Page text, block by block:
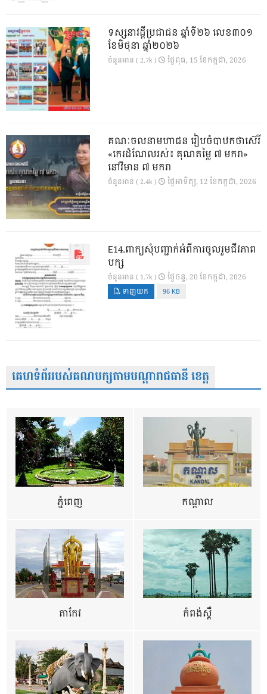
ទស្សនាវដ្ដីប្រជាជន ឆ្នាំទី២៦ លេខ៣០១
ខែមិថុនា ឆ្នាំ២០២៦
ចំនួនអាន ( 2.7k ) ថ្ងៃ​ពុធ, 15 ខែ​កក្កដា, 2026
គណៈចលនាមហាជន រៀបចំបាឋកថាស៊េរី
«កេរដំណែលរស់៖ គុណតម្លៃ ៧ មករា»
នៅវិមាន ៧ មករា
ចំនួនអាន ( 2.4k ) ថ្ងៃ​អាទិត្យ, 12 ខែ​កក្កដា, 2026
E14.ពាក្យសុំបញ្ជាក់អំពីការចូលរួមជីវភាព
បក្ស
ចំនួនអាន ( 1.7k ) ថ្ងៃ​ចន្ទ, 20 ខែ​កក្កដា, 2026
ទាញយក 96 KB
គេហទំព័ររបស់គណបក្សតាមបណ្តារាជធានី ខេត្ត
ភ្នំពេញ កណ្តាល
តាកែវ កំពង់ស្ពឺ